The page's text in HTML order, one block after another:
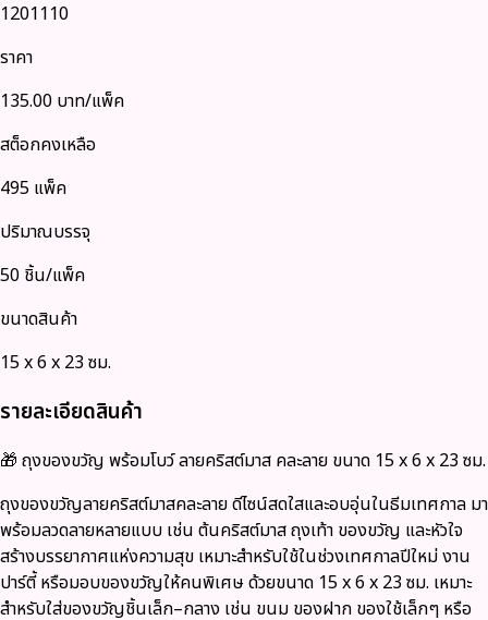
1201110
ราคา
135.00 บาท/แพ็ค
สต็อกคงเหลือ
495 แพ็ค
ปริมาณบรรจุ
50 ชิ้น/แพ็ค
ขนาดสินค้า
15 x 6 x 23 ซม.
รายละเอียดสินค้า
🎁 ถุงของขวัญ พร้อมโบว์ ลายคริสต์มาส คละลาย ขนาด 15 x 6 x 23 ซม.
ถุงของขวัญลายคริสต์มาสคละลาย ดีไซน์สดใสและอบอุ่นในธีมเทศกาล มา
พร้อมลวดลายหลายแบบ เช่น ต้นคริสต์มาส ถุงเท้า ของขวัญ และหัวใจ
สร้างบรรยากาศแห่งความสุข เหมาะสำหรับใช้ในช่วงเทศกาลปีใหม่ งาน
ปาร์ตี้ หรือมอบของขวัญให้คนพิเศษด้วยขนาด 15 x 6 x 23 ซม. เหมาะ
สำหรับใส่ของขวัญชิ้นเล็ก–กลาง เช่น ขนม ของฝาก ของใช้เล็กๆ หรือ